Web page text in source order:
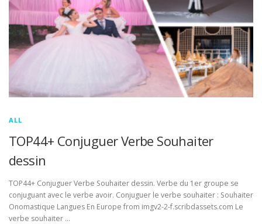
ALL
TOP44+ Conjuguer Verbe Souhaiter
dessin
TOP44+ Conjuguer Verbe Souhaiter dessin. Verbe du 1er groupe se
conjuguant avec le verbe avoir. Conjuguer le verbe souhaiter : Souhaiter
Onomastique Langues En Europe from imgv2-2-f.scribdassets.com Le
verbe souhaiter …